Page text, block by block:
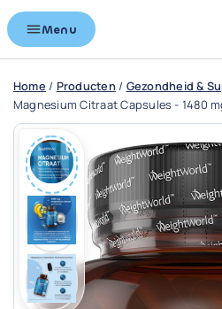
Menu
Home / Producten/ Gezondheid &
Magnesium Citraat Capsules - 1480